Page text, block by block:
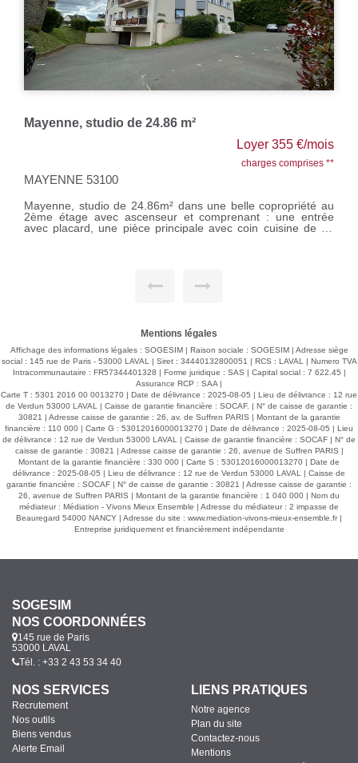
Mayenne, studio de 24.86 m²
Loyer 355 €/mois
charges comprises **
MAYENNE 53100
Mayenne, studio de 24.86m² dans une belle copropriété au
2ème étage avec ascenseur et comprenant : une entrée
avec placard, une pièce principale avec coin cuisine de 20
rendez-vous sur notre site, cliquer sur l'onglet "Dossier de
Mentions légales
Affichage des informations légales : SOGESIM | Raison sociale : SOGESIM | Adresse siège
social : 145 rue de Paris - 53000 LAVAL | Siret : 34440132800051 | RCS : LAVAL | Numero TVA
Intracommunautaire : FR57344401328 | Forme juridique : SAS | Capital social : 7 622.45 |
Assurance RCP : SAA |
Carte T : 5301 2016 00 0013270 | Date de délivrance : 2025-08-05 | Lieu de délivrance : 12 rue
de Verdun 53000 LAVAL | Caisse de garantie financière : SOCAF. | N° de caisse de garantie :
30821 | Adresse caisse de garantie : 26, av. de Suffren PARIS | Montant de la garantie
financière : 110 000 | Carte G : 53012016000013270 | Date de délivrance : 2025-08-05 | Lieu
de délivrance : 12 rue de Verdun 53000 LAVAL | Caisse de garantie financière : SOCAF | N° de
caisse de garantie : 30821 | Adresse caisse de garantie : 26, avenue de Suffren PARIS |
Montant de la garantie financière : 330 000 | Carte S : 53012016000013270 | Date de
délivrance : 2025-08-05 | Lieu de délivrance : 12 rue de Verdun 53000 LAVAL | Caisse de
garantie financière : SOCAF | N° de caisse de garantie : 30821 | Adresse caisse de garantie :
26, avenue de Suffren PARIS | Montant de la garantie financière : 1 040 000 | Nom du
médiateur : Médiation - Vivons Mieux Ensemble | Adresse du médiateur : 2 impasse de
Beauregard 54000 NANCY | Adresse du site : www.mediation-vivons-mieux-ensemble.fr|
Entreprise juridiquement et financièrement indépendante
SOGESIM
NOS COORDONNÉES
145 rue de Paris
53000 LAVAL
Tél. : +33 2 43 53 34 40
NOS SERVICES
Recrutement
Nos outils
Biens vendus
Alerte Email
LIENS PRATIQUES
Notre agence
Plan du site
Contactez-nous
Mentions